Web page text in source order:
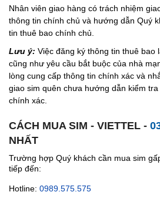
Nhân viên giao hàng có trách nhiệm
thông tin chính chủ và hướng dẫn Quý
tin thuê bao chính chủ.
Lưu ý: Việc đăng ký thông tin thuê bao
cũng như yêu cầu bắt buộc của nhà
lòng cung cấp thông tin chính xác và
giao sim quên chưa hướng dẫn kiểm
chính xác.
CÁCH MUA SIM - VIETTEL -
NHẤT
Trường hợp Quý khách cần mua sim
tiếp đến:
Hotline: 0989.575.575